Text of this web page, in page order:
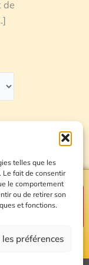
telles que les
Le fait de consentir
le comportement
ou de retirer son
et fonctions.
préférences
de